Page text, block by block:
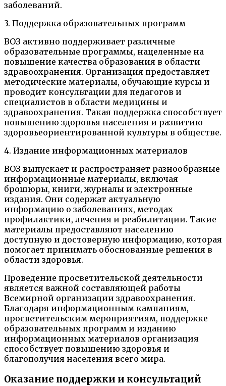
заболеваний.
3. Поддержка образовательных программ
ВОЗ активно поддерживает различные
образовательные программы, нацеленные на
повышение качества образования в области
здравоохранения. Организация предоставляет
методические материалы, обучающие курсы и
проводит консультации для педагогов и
специалистов в области медицины и
здравоохранения. Такая поддержка способствует
повышению здоровья населения и развитию
здоровьеориентированной культуры в обществе.
4. Издание информационных материалов
ВОЗ выпускает и распространяет разнообразные
информационные материалы, включая
брошюры, книги, журналы и электронные
издания. Они содержат актуальную
информацию о заболеваниях, методах
профилактики, лечения и реабилитации. Такие
материалы предоставляют населению
доступную и достоверную информацию, которая
помогает принимать обоснованные решения в
области здоровья.
Проведение просветительской деятельности
является важной составляющей работы
Всемирной организации здравоохранения.
Благодаря информационным кампаниям,
просветительским мероприятиям, поддержке
образовательных программ и изданию
информационных материалов организация
способствует повышению здоровья и
благополучия населения всего мира.
Оказание поддержки и консультаций